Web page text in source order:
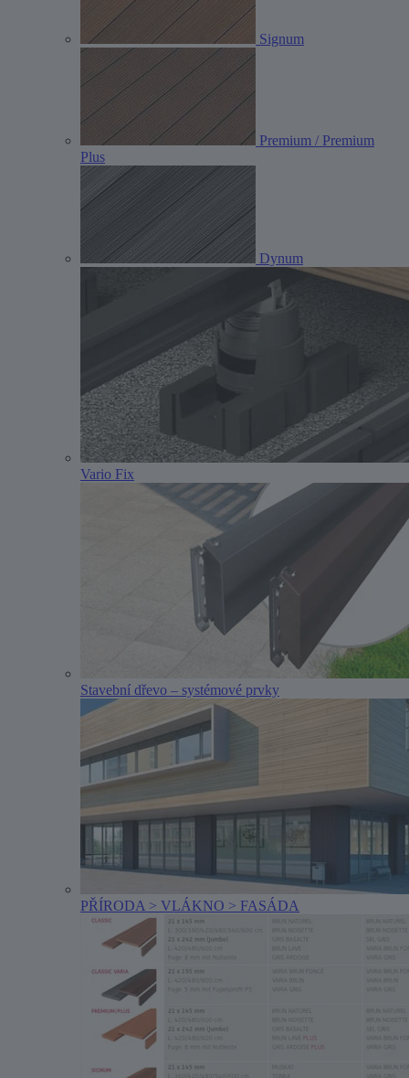
Signum
Premium / Premium
Plus
Dynum
Vario Fix
Stavební dřevo – systémové prvky
PŘÍRODA > VLÁKNO > FASÁDA